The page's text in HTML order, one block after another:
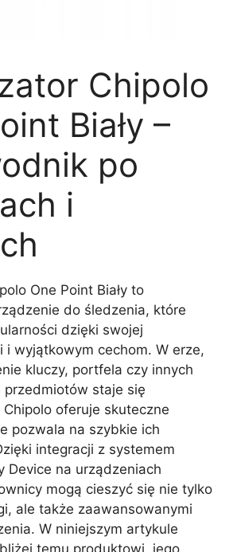
Chipolo
Biały –
po
i
One Point Biały to
do śledzenia, które
dzięki swojej
i wyjątkowym cechom. W erze,
kluczy, portfela czy innych
staje się
oferuje skuteczne
pozwala na szybkie ich
integracji z systemem
Device na urządzeniach
mogą cieszyć się nie tylko
ale także zaawansowanymi
W niniejszym artykule
temu produktowi, jego